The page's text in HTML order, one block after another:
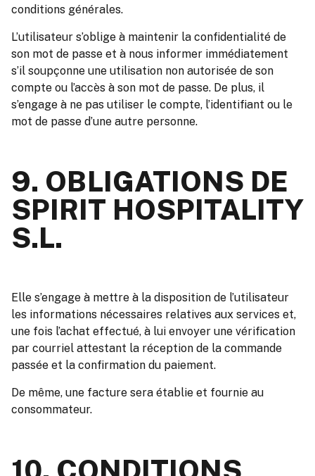
conditions générales.
L’utilisateur s’oblige à maintenir la confidentialité de
son mot de passe et à nous informer immédiatement
s’il soupçonne une utilisation non autorisée de son
compte ou l’accès à son mot de passe. De plus, il
s’engage à ne pas utiliser le compte, l’identifiant ou le
mot de passe d’une autre personne.
9. OBLIGATIONS DE
SPIRIT HOSPITALITY
S.L.
Elle s’engage à mettre à la disposition de l’utilisateur
les informations nécessaires relatives aux services et,
une fois l’achat effectué, à lui envoyer une vérification
par courriel attestant la réception de la commande
passée et la confirmation du paiement.
De même, une facture sera établie et fournie au
consommateur.